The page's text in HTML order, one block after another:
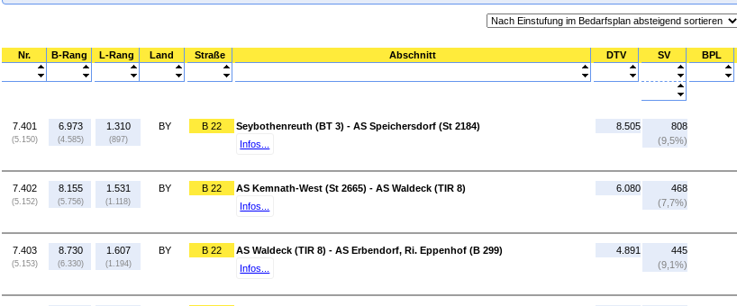
Nr. B-Rang L-Rang Land Straße Abschnitt DTV SV BPL
7.401
(5.150)
6.973
(4.585)
1.310
(897)
BY B 22
Seybothenreuth (BT 3) - AS Speichersdorf (St 2184)
Infos...
8.505
808
(9,5%)
7.402
(5.152)
8.155
(5.756)
1.531
(1.118)
BY B 22
AS Kemnath-West (St 2665) - AS Waldeck (TIR 8)
Infos...
6.080
468
(7,7%)
7.403
(5.153)
8.730
(6.330)
1.607
(1.194)
BY B 22
AS Waldeck (TIR 8) - AS Erbendorf, Ri. Eppenhof (B 299)
Infos...
4.891
445
(9,1%)